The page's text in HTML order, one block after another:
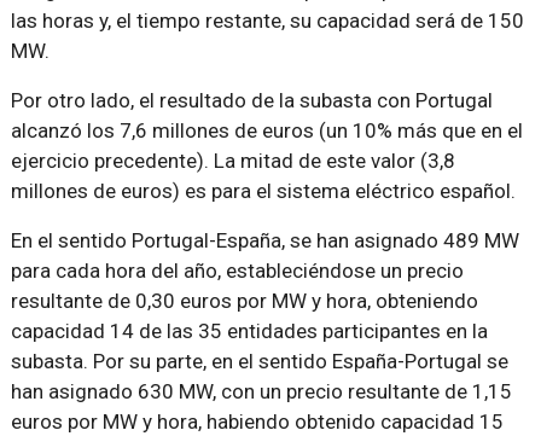
las horas y, el tiempo restante, su capacidad será de 150
MW.
Por otro lado, el resultado de la subasta con Portugal
alcanzó los 7,6 millones de euros (un 10% más que en el
ejercicio precedente). La mitad de este valor (3,8
millones de euros) es para el sistema eléctrico español.
En el sentido Portugal-España, se han asignado 489 MW
para cada hora del año, estableciéndose un precio
resultante de 0,30 euros por MW y hora, obteniendo
capacidad 14 de las 35 entidades participantes en la
subasta. Por su parte, en el sentido España-Portugal se
han asignado 630 MW, con un precio resultante de 1,15
euros por MW y hora, habiendo obtenido capacidad 15